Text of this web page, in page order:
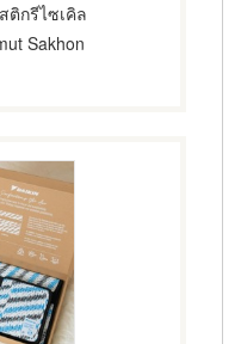
ติกรีไซเคิล
Sakhon